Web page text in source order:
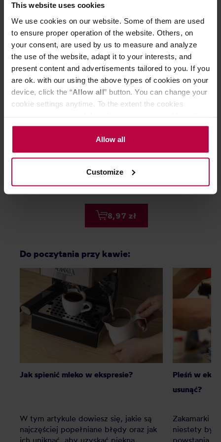
This website uses cookies
We use cookies on our website. Some of them are used
to ensure proper operation of the website. Others, on
your consent, are used by us to measure and analyze
the use of the website, adapt it to your interests, and
present content and advertisements tailored to you. If you
are ok. with our using the above types of cookies on your
device, click the “Allow all” button. You can change your
cookie settings anytime. To the extent the cookies
the controller’s (namely, ALL GOOD S.A., ul.
Mazowiecka 24I/U9, 78-100 Kołobrzeg) or third parties’
legitimate interests which are to ensure a high quality of
activities of the controller and authorized entities. More
information about cookies and the personal data
Allow all
Customize
Może Cię zainteresować
On Lemon - Yerbata z granatem -
Napój 330ml
8,97 zł
On Lemon -
Do poczytania przy kawie:
Jak spienić mleko w ekspresie?
W tym artykule dowiesz się, jakie są
najczęściej popełniane błędy oraz jak
Pleśń w
usunąć?
Zakamarki
niestety być